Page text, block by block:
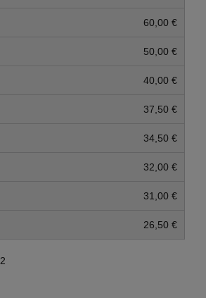
60,00 €
50,00 €
40,00 €
37,50 €
34,50 €
32,00 €
31,00 €
26,50 €